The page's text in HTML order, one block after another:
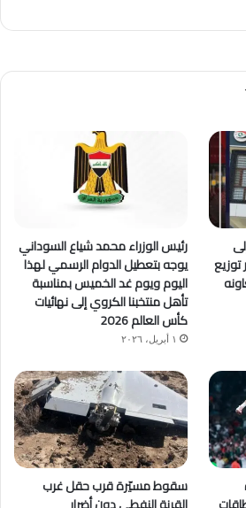
توزيع
رئيس الوزراء محمد شياع السوداني
يوجه بتعطيل الدوام الرسمي لهذا
اليوم ويوم غد الخميس بمناسبة
تأهل منتخبنا الكروي إلى نهائيات
كأس العالم 2026
١ أبريل، ٢٠٢٦
سقوط مسيّرة قرب حقل غرب